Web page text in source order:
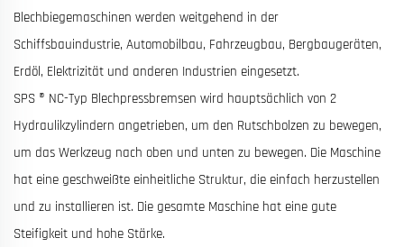
Blechbiegemaschinen werden weitgehend in der
Schiffsbauindustrie, Automobilbau, Fahrzeugbau, Bergbaugeräten,
Erdöl, Elektrizität und anderen Industrien eingesetzt.
SPS ® NC-Typ Blechpressbremsen wird hauptsächlich von 2
Hydraulikzylindern angetrieben, um den Rutschbolzen zu bewegen,
um das Werkzeug nach oben und unten zu bewegen. Die Maschine
hat eine geschweißte einheitliche Struktur, die einfach herzustellen
und zu installieren ist. Die gesamte Maschine hat eine gute
Steifigkeit und hohe Stärke.